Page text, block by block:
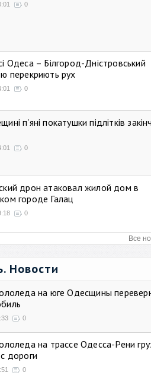
0
Одеса – Білгород-Дністровський
перекриють рух
0
п'яні покатушки підлітків
0
дрон атаковал жилой дом в
городе Галац
0
Все
Новости
на юге Одесщины
0
на трассе Одесса-Рени
дороги
0